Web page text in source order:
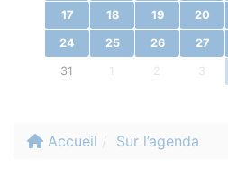
17 18 19 20
24 25 26 27
31 2 3
Accueil Sur l’agenda